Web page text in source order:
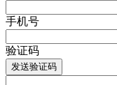
手机号
验证码
发送验证码